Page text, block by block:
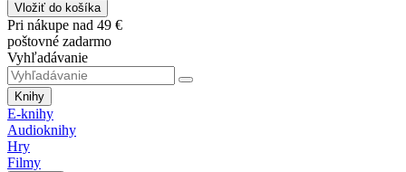
Vložiť do košíka
Pri nákupe nad 49 €
poštovné zadarmo
Vyhľadávanie
Knihy
E-knihy
Audioknihy
Hry
Filmy